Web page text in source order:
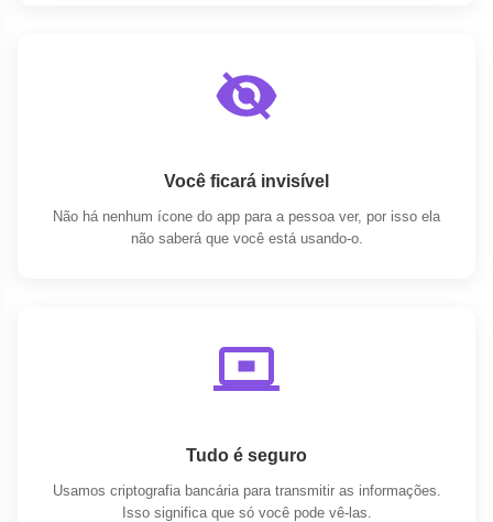
Você ficará invisível
Não há nenhum ícone do app para a pessoa ver, por isso ela
não saberá que você está usando-o.
Tudo é seguro
Usamos criptografia bancária para transmitir as informações.
Isso significa que só você pode vê-las.